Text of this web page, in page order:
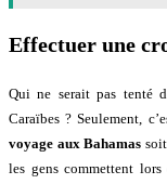
Effectuer une
Qui ne serait pas tenté
Caraïbes ? Seulement,
voyage aux Bahamas
les gens commettent lors